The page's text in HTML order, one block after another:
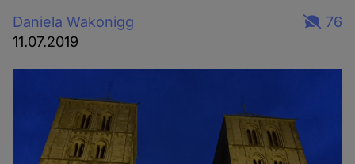
Daniela Wakonigg
11.07.2019
76